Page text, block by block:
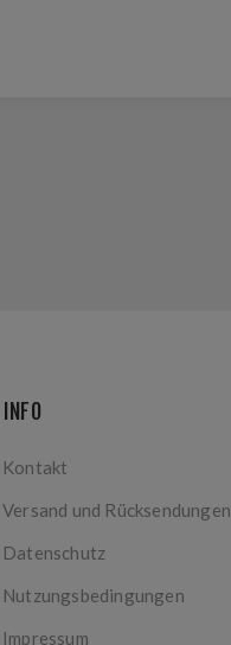
INFO
Kontakt
Versand und Rücksendungen
Datenschutz
Nutzungsbedingungen
Impressum